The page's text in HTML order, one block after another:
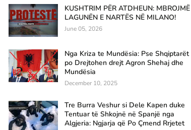
KUSHTRIM PËR ATDHEUN: MBROJMË
LAGUNËN E NARTËS NË MILANO!
June 05, 2026
Nga Kriza te Mundësia: Pse Shqiptarët
po Drejtohen drejt Agron Shehaj dhe
Mundësia
December 10, 2025
Tre Burra Veshur si Dele Kapen duke
Tentuar të Shkojnë në Spanjë nga
Algjeria: Ngjarja që Po Çmend Rrjetet